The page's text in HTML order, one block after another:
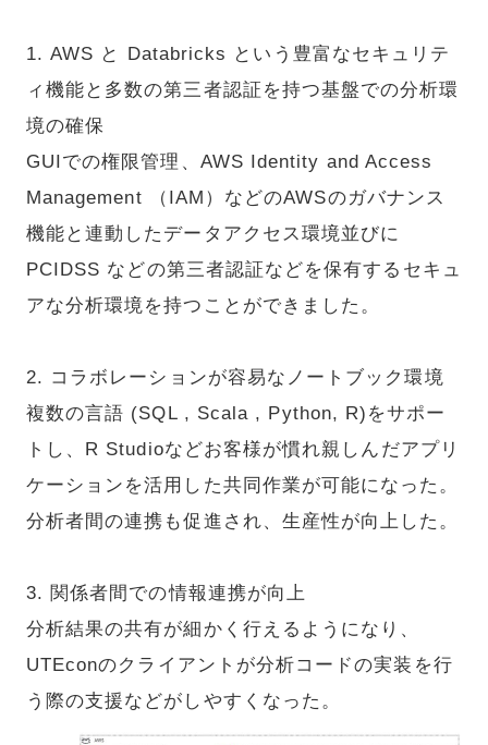
1. AWS と Databricks という豊富なセキュリテ
ィ機能と多数の第三者認証を持つ基盤での分析環
境の確保
GUIでの権限管理、AWS Identity and Access
Management （IAM）などのAWSのガバナンス
機能と連動したデータアクセス環境並びに
PCIDSS などの第三者認証などを保有するセキュ
アな分析環境を持つことができました。
2. コラボレーションが容易なノートブック環境
複数の言語 (SQL , Scala , Python, R)をサポー
トし、R Studioなどお客様が慣れ親しんだアプリ
ケーションを活用した共同作業が可能になった。
分析者間の連携も促進され、生産性が向上した。
3. 関係者間での情報連携が向上
分析結果の共有が細かく行えるようになり、
UTEconのクライアントが分析コードの実装を行
う際の支援などがしやすくなった。